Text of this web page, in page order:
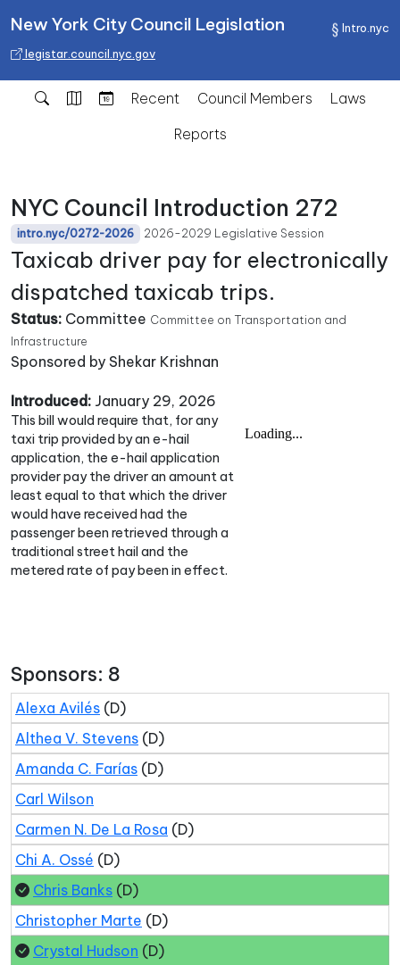
Intro.nyc
New York City Council Legislation
legistar.council.nyc.gov
Recent Council Members
Laws
Reports
NYC Council Introduction 272
intro.nyc/0272-2026 2026-2029 Legislative Session
Taxicab driver pay for electronically
dispatched taxicab trips.
Status: Committee Committee on Transportation and
Infrastructure
Sponsored by Shekar Krishnan
Introduced: January 29, 2026
This bill would require that, for any
taxi trip provided by an e-hail
application, the e-hail application
provider pay the driver an amount at
least equal to that which the driver
would have received had the
passenger been retrieved through a
traditional street hail and the
metered rate of pay been in effect.
Sponsors: 8
Alexa Avilés (D)
Althea V. Stevens (D)
Amanda C. Farías (D)
Carl Wilson
Carmen N. De La Rosa (D)
Chi A. Ossé (D)
Chris Banks (D)
Christopher Marte (D)
Crystal Hudson (D)